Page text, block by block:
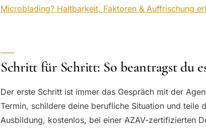
Microblading? Haltbarkeit, Faktoren & Auffrischung
Schritt für Schritt: So beantragst du
Der erste Schritt ist immer das Gespräch mit der
Termin, schildere deine berufliche Situation und teile
Ausbildung, kostenlos, bei einer AZAV-zertifizierten